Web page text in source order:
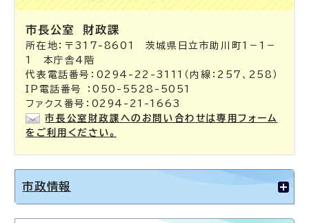
市長公室 財政課
所在地：〒317-8601 茨城県日立市助川町1－1－
1 本庁舎4階
代表電話番号：0294-22-3111（内線：257、258）
IP電話番号 ：050-5528-5051
ファクス番号：0294-21-1663
市長公室財政課へのお問い合わせは専用フォーム
をご利用ください。
市政情報